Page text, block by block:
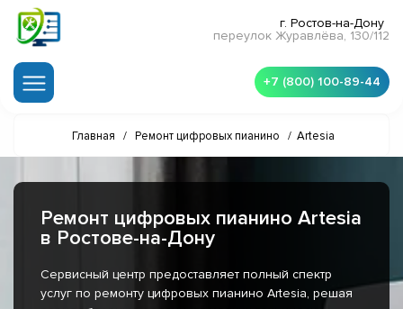
г. Ростов-на-Дону
переулок Журавлёва, 130/112
+7 (800) 100-89-44
Главная / Ремонт цифровых пианино / Artesia
Ремонт цифровых пианино Artesia
в Ростове-на-Дону
Сервисный центр предоставляет полный спектр
услуг по ремонту цифровых пианино Artesia, решая